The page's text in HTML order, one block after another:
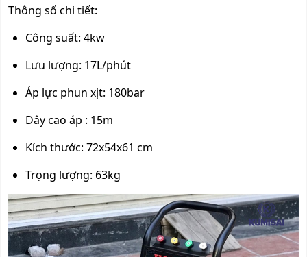
Thông số chi tiết:
Công suất: 4kw
Lưu lượng: 17L/phút
Áp lực phun xịt: 180bar
Dây cao áp : 15m
Kích thước: 72x54x61 cm
Trọng lượng: 63kg